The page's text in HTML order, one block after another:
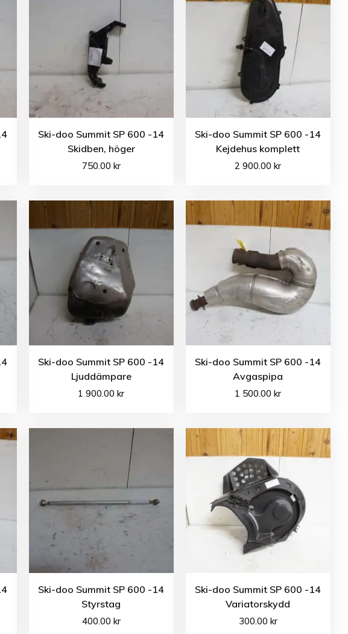
Ski-doo Summit SP 600 -14
Skidben, höger
750.00 kr
Ski-doo Summit SP 600 -14
Kejdehus komplett
2 900.00kr
Ski-doo Summit SP 600 -14
Ljuddämpare
1 900.00kr
Ski-doo Summit SP 600 -14
Avgaspipa
1 500.00kr
Ski-doo Summit SP 600 -14
Styrstag
400.00 kr
Ski-doo Summit SP 600 -14
Variatorskydd
300.00 kr